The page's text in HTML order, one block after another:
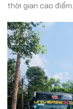
thời gian cao điểm.